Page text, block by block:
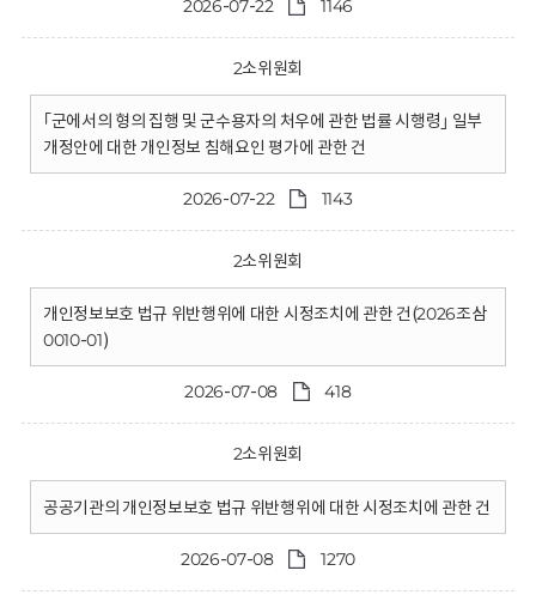
2026-07-22 1146
2소위원회
｢군에서의 형의 집행 및 군수용자의 처우에 관한 법률 시행령｣ 일부
개정안에 대한 개인정보 침해요인 평가에 관한 건
2026-07-22 1143
2소위원회
개인정보보호 법규 위반행위에 대한 시정조치에 관한 건(2026조삼
0010-01)
2026-07-08 418
2소위원회
공공기관의 개인정보보호 법규 위반행위에 대한 시정조치에 관한 건
2026-07-08 1270